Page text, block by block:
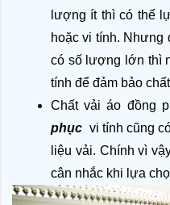
lượng ít thì có thể
hoặc vi tính.
có số lượng lớn thì
tính để đảm bảo
Chất vải áo đồng
phục vi tính cũng
liệu vải. Chính vì
cân nhắc khi lựa